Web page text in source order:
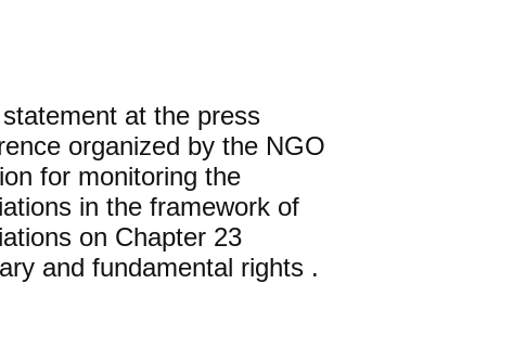
at the press
organized by the NGO
for monitoring the
in the framework of
on Chapter 23
and fundamental rights .